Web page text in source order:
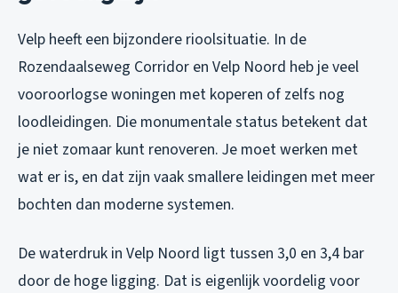
Velp heeft een bijzondere rioolsituatie. In de
Rozendaalseweg Corridor en Velp Noord heb je veel
vooroorlogse woningen met koperen of zelfs nog
loodleidingen. Die monumentale status betekent dat
je niet zomaar kunt renoveren. Je moet werken met
wat er is, en dat zijn vaak smallere leidingen met meer
bochten dan moderne systemen.
De waterdruk in Velp Noord ligt tussen 3,0 en 3,4 bar
door de hoge ligging. Dat is eigenlijk voordelig voor